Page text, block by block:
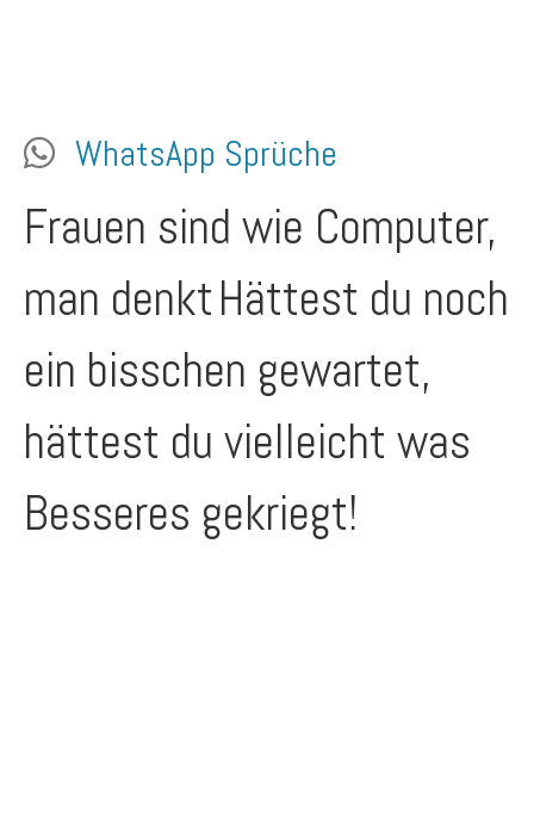
WhatsApp Sprüche
Frauen sind wie Computer,
man denktHättest du noch
ein bisschen gewartet,
hättest du vielleicht was
Besseres gekriegt!